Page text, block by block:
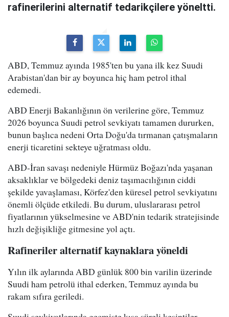
rafinerilerini alternatif tedarikçilere yöneltti.
ABD, Temmuz ayında 1985'ten bu yana ilk kez Suudi
Arabistan'dan bir ay boyunca hiç ham petrol ithal
edemedi.
ABD Enerji Bakanlığının ön verilerine göre, Temmuz
2026 boyunca Suudi petrol sevkiyatı tamamen dururken,
bunun başlıca nedeni Orta Doğu'da tırmanan çatışmaların
enerji ticaretini sekteye uğratması oldu.
ABD-İran savaşı nedeniyle Hürmüz Boğazı'nda yaşanan
aksaklıklar ve bölgedeki deniz taşımacılığının ciddi
şekilde yavaşlaması, Körfez'den küresel petrol sevkiyatını
önemli ölçüde etkiledi. Bu durum, uluslararası petrol
fiyatlarının yükselmesine ve ABD'nin tedarik stratejisinde
hızlı değişikliğe gitmesine yol açtı.
Rafineriler alternatif kaynaklara yöneldi
Yılın ilk aylarında ABD günlük 800 bin varilin üzerinde
Suudi ham petrolü ithal ederken, Temmuz ayında bu
rakam sıfıra geriledi.